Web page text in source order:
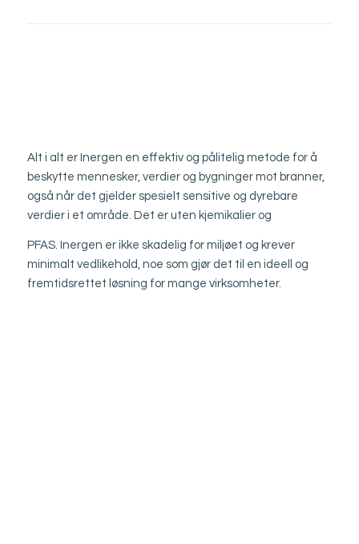
Alt i alt er Inergen en effektiv og pålitelig metode for å
beskytte mennesker, verdier og bygninger mot branner,
også når det gjelder spesielt sensitive og dyrebare
verdier i et område. Det er uten kjemikalier og
PFAS. Inergen er ikke skadelig for miljøet og krever
minimalt vedlikehold, noe som gjør det til en ideell og
fremtidsrettet løsning for mange virksomheter.